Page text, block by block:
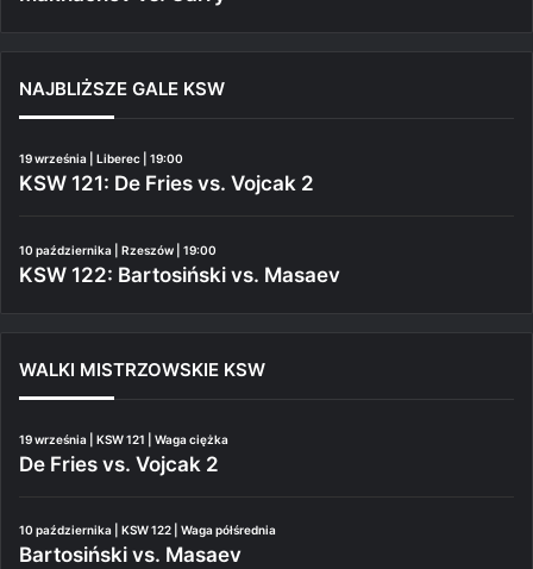
NAJBLIŻSZE GALE KSW
19 września | Liberec | 19:00
KSW 121: De Fries vs. Vojcak 2
10 października | Rzeszów | 19:00
KSW 122: Bartosiński vs. Masaev
WALKI MISTRZOWSKIE KSW
19 września | KSW 121 | Waga ciężka
De Fries vs. Vojcak 2
10 października | KSW 122 | Waga półśrednia
Bartosiński vs. Masaev